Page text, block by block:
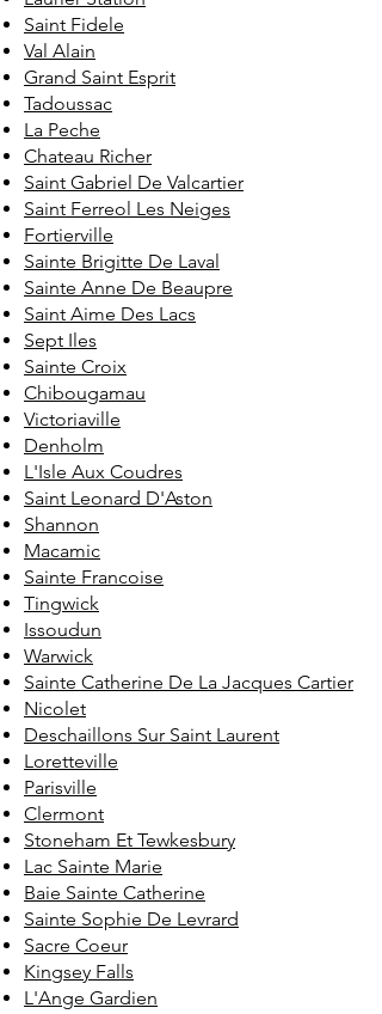
Saint Fidele
Val Alain
Grand Saint Esprit
Tadoussac
La Peche
Chateau Richer
Saint Gabriel De Valcartier
Saint Ferreol Les Neiges
Fortierville
Sainte Brigitte De Laval
Sainte Anne De Beaupre
Saint Aime Des Lacs
Sept Iles
Sainte Croix
Chibougamau
Victoriaville
Denholm
L'Isle Aux Coudres
Saint Leonard D'Aston
Shannon
Macamic
Sainte Francoise
Tingwick
Issoudun
Warwick
Sainte Catherine De La Jacques Cartier
Nicolet
Deschaillons Sur Saint Laurent
Loretteville
Parisville
Clermont
Stoneham Et Tewkesbury
Lac Sainte Marie
Baie Sainte Catherine
Sainte Sophie De Levrard
Sacre Coeur
Kingsey Falls
L'Ange Gardien